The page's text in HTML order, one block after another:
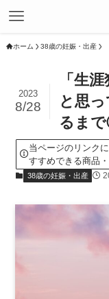
ホーム 38歳の妊娠・出産
「生
と思
るま
2023
8/28
当ページのリンク
すすめできる商品
38歳の妊娠・出産